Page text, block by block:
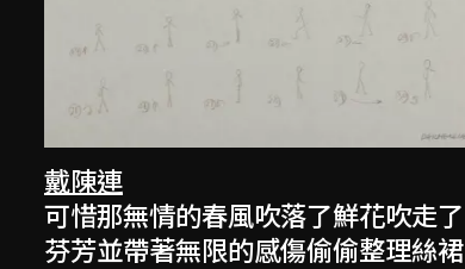
戴陳連
可惜那無情的春風吹落了鮮花吹走了
芬芳並帶著無限的感傷偷偷整理絲裙